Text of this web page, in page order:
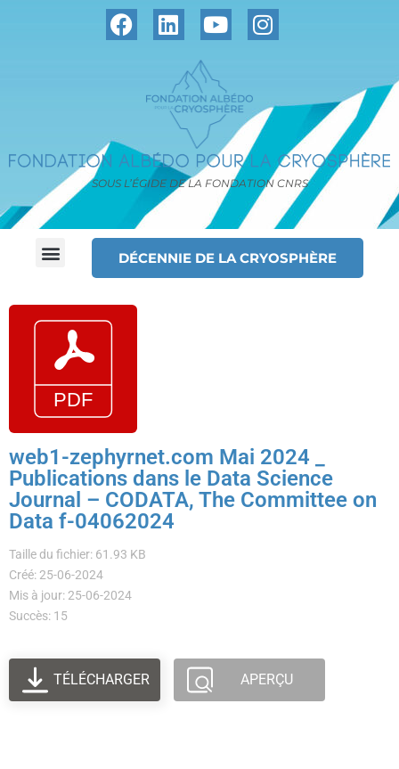
SOUS L’ÉGIDE DE LA FONDATION CNRS
DÉCENNIE DE LA CRYOSPHÈRE
web1-zephyrnet.com Mai 2024 _
Publications dans le Data Science
Journal – CODATA, The Committee on
Data f-04062024
Taille du fichier: 61.93 KB
Créé: 25-06-2024
Mis à jour: 25-06-2024
Succès: 15
TÉLÉCHARGER APERÇU